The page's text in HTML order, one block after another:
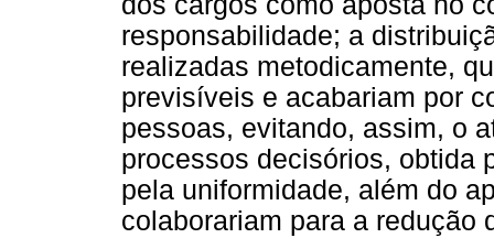
responsabilidade; a
realizadas metodicamente,
previsíveis e acabariam por
pessoas, evitando, assim, o
processos decisórios, obtida
pela uniformidade, além do
colaborariam para a redução